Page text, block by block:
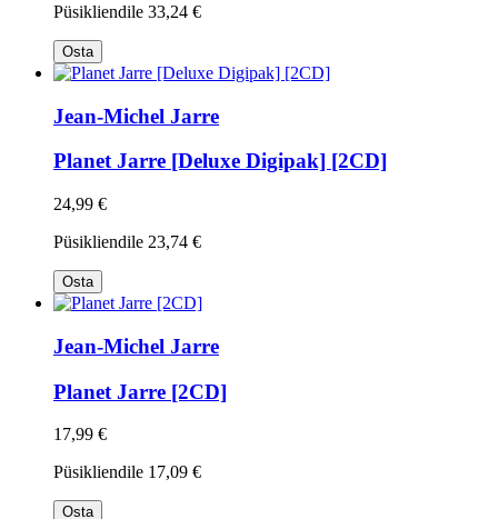
Püsikliendile 33,24 €
Osta
Jean-Michel Jarre
Planet Jarre [Deluxe Digipak] [2CD]
24,99 €
Püsikliendile 23,74 €
Osta
Jean-Michel Jarre
Planet Jarre [2CD]
17,99 €
Püsikliendile 17,09 €
Osta